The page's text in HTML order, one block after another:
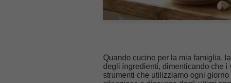
Quando cucino per la mia famiglia,
degli ingredienti, dimenticando che
strumenti che utilizziamo ogni